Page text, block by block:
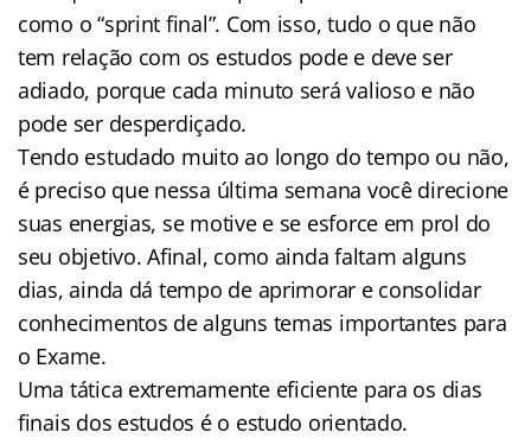
como o “sprint final”. Com isso, tudo o que não
tem relação com os estudos pode e deve ser
adiado, porque cada minuto será valioso e não
pode ser desperdiçado.
Tendo estudado muito ao longo do tempo ou não,
é preciso que nessa última semana você direcione
suas energias, se motive e se esforce em prol do
seu objetivo. Afinal, como ainda faltam alguns
dias, ainda dá tempo de aprimorar e consolidar
conhecimentos de alguns temas importantes para
o Exame.
Uma tática extremamente eficiente para os dias
finais dos estudos é o estudo orientado.